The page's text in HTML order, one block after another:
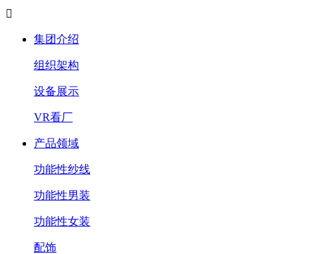

集团介绍
组织架构
设备展示
VR看厂
产品领域
功能性纱线
功能性男装
功能性女装
配饰